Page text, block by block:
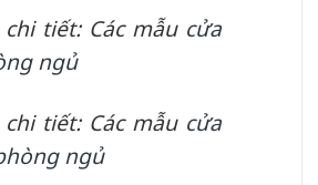
chi tiết: Các mẫu cửa
ngủ
chi tiết: Các mẫu cửa
ngủ